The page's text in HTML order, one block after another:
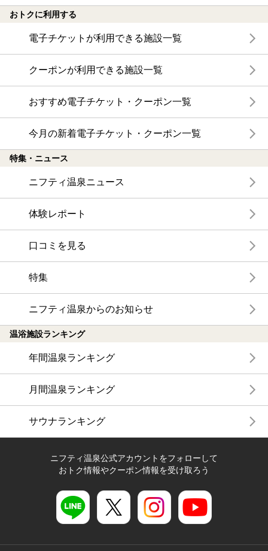
おトクに利用する
電子チケットが利用できる施設一覧
クーポンが利用できる施設一覧
おすすめ電子チケット・クーポン一覧
今月の新着電子チケット・クーポン一覧
特集・ニュース
ニフティ温泉ニュース
体験レポート
口コミを見る
特集
ニフティ温泉からのお知らせ
温浴施設ランキング
年間温泉ランキング
月間温泉ランキング
サウナランキング
ニフティ温泉公式アカウントをフォローして
おトク情報やクーポン情報を受け取ろう